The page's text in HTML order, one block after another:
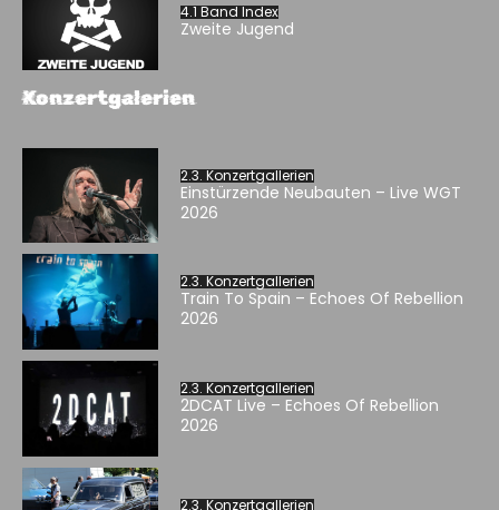
4.1 Band Index
Zweite Jugend
Konzertgalerien
2.3. Konzertgallerien
Einstürzende Neubauten – Live WGT
2026
2.3. Konzertgallerien
Train To Spain – Echoes Of Rebellion
2026
2.3. Konzertgallerien
2DCAT Live – Echoes Of Rebellion
2026
2.3. Konzertgallerien